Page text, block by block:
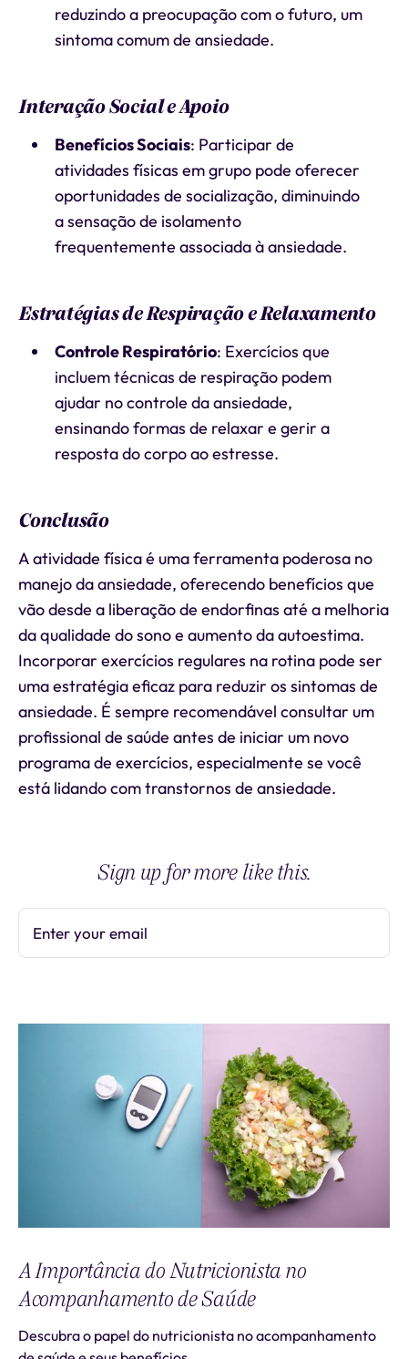
reduzindo a preocupação com o futuro, um
sintoma comum de ansiedade.
Interação Social e Apoio
Benefícios Sociais: Participar de
atividades físicas em grupo pode oferecer
oportunidades de socialização, diminuindo
a sensação de isolamento
frequentemente associada à ansiedade.
Estratégias de Respiração e Relaxamento
Controle Respiratório: Exercícios que
incluem técnicas de respiração podem
ajudar no controle da ansiedade,
ensinando formas de relaxar e gerir a
resposta do corpo ao estresse.
Conclusão
A atividade física é uma ferramenta poderosa no
manejo da ansiedade, oferecendo benefícios que
vão desde a liberação de endorfinas até a melhoria
da qualidade do sono e aumento da autoestima.
Incorporar exercícios regulares na rotina pode ser
uma estratégia eficaz para reduzir os sintomas de
ansiedade. É sempre recomendável consultar um
profissional de saúde antes de iniciar um novo
programa de exercícios, especialmente se você
está lidando com transtornos de ansiedade.
Sign up for more like this.
Enter your email
A Importância do Nutricionista no
Acompanhamento de Saúde
Descubra o papel do nutricionista no acompanhamento